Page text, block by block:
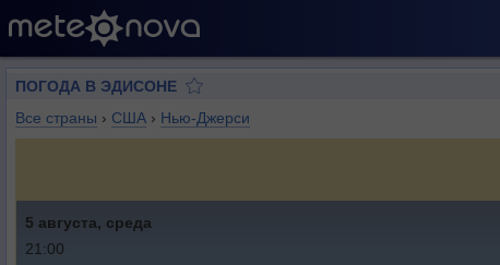
ПОГОДА В ЭДИСОНЕ
Все страны › США › Нью-Джерси
5 августа, среда
21:00